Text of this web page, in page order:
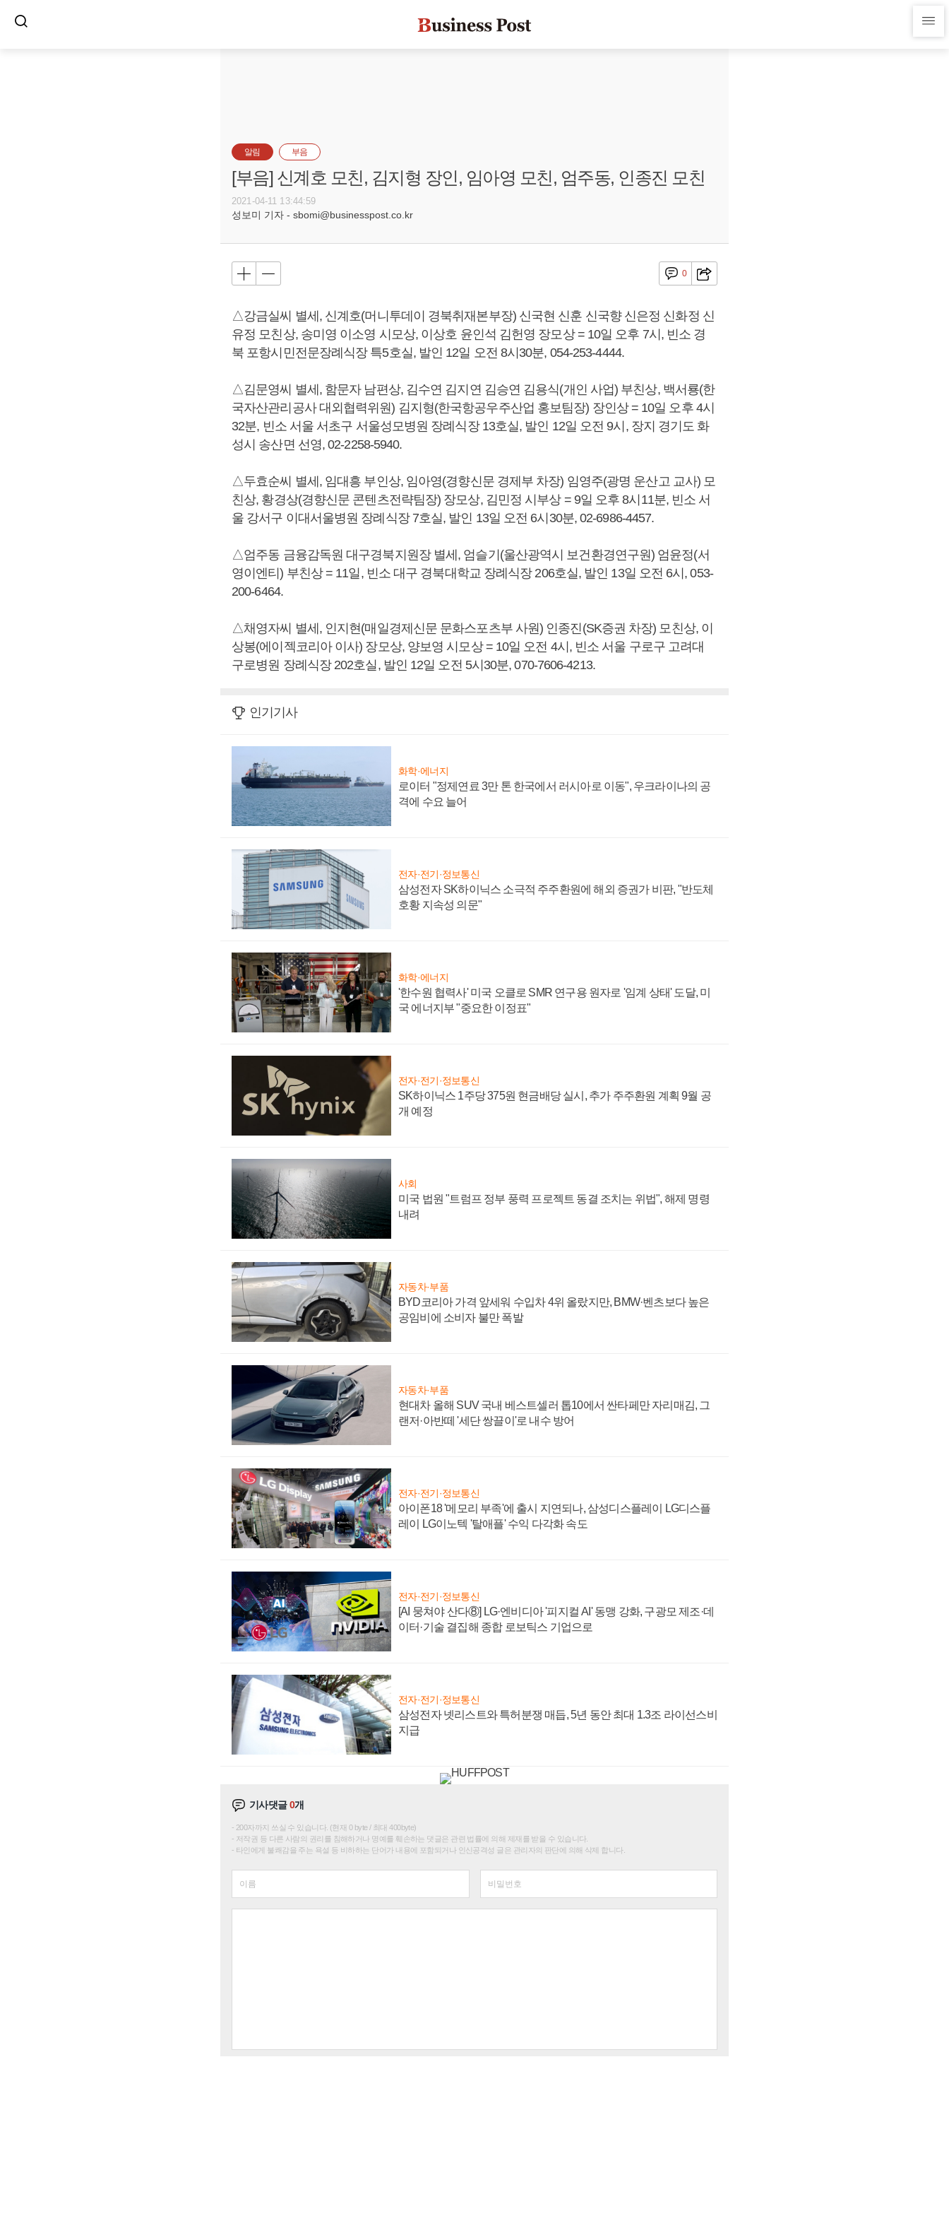
알림 부음
[부음] 신계호 모친, 김지형 장인, 임아영 모친, 엄주동, 인종진 모친
2021-04-11 13:44:59
성보미 기자 - sbomi@businesspost.co.kr
0
△강금실씨 별세, 신계호(머니투데이 경북취재본부장) 신국현 신훈 신국향 신은정 신화정 신
유정 모친상, 송미영 이소영 시모상, 이상호 윤인석 김헌영 장모상 = 10일 오후 7시, 빈소 경
북 포항시민전문장례식장 특5호실, 발인 12일 오전 8시30분, 054-253-4444.
△김문영씨 별세, 함문자 남편상, 김수연 김지연 김승연 김용식(개인 사업) 부친상, 백서룡(한
국자산관리공사 대외협력위원) 김지형(한국항공우주산업 홍보팀장) 장인상 = 10일 오후 4시
32분, 빈소 서울 서초구 서울성모병원 장례식장 13호실, 발인 12일 오전 9시, 장지 경기도 화
성시 송산면 선영, 02-2258-5940.
△두효순씨 별세, 임대흥 부인상, 임아영(경향신문 경제부 차장) 임영주(광명 운산고 교사) 모
친상, 황경상(경향신문 콘텐츠전략팀장) 장모상, 김민정 시부상 = 9일 오후 8시11분, 빈소 서
울 강서구 이대서울병원 장례식장 7호실, 발인 13일 오전 6시30분, 02-6986-4457.
△엄주동 금융감독원 대구경북지원장 별세, 엄슬기(울산광역시 보건환경연구원) 엄윤정(서
영이엔티) 부친상 = 11일, 빈소 대구 경북대학교 장례식장 206호실, 발인 13일 오전 6시, 053-
200-6464.
△채영자씨 별세, 인지현(매일경제신문 문화스포츠부 사원) 인종진(SK증권 차장) 모친상, 이
상봉(에이젝코리아 이사) 장모상, 양보영 시모상 = 10일 오전 4시, 빈소 서울 구로구 고려대
구로병원 장례식장 202호실, 발인 12일 오전 5시30분, 070-7606-4213.
인기기사
화학·에너지
로이터 "정제연료 3만 톤 한국에서 러시아로 이동", 우크라이나의 공
격에 수요 늘어
전자·전기·정보통신
삼성전자 SK하이닉스 소극적 주주환원에 해외 증권가 비판, "반도체
호황 지속성 의문"
화학·에너지
'한수원 협력사' 미국 오클로 SMR 연구용 원자로 '임계 상태' 도달, 미
국 에너지부 "중요한 이정표"
전자·전기·정보통신
SK하이닉스 1주당 375원 현금배당 실시, 추가 주주환원 계획 9월 공
개 예정
사회
미국 법원 "트럼프 정부 풍력 프로젝트 동결 조치는 위법", 해제 명령
내려
자동차·부품
BYD코리아 가격 앞세워 수입차 4위 올랐지만, BMW·벤츠보다 높은
공임비에 소비자 불만 폭발
자동차·부품
현대차 올해 SUV 국내 베스트셀러 톱10에서 싼타페만 자리매김, 그
랜저·아반떼 '세단 쌍끌이'로 내수 방어
전자·전기·정보통신
아이폰18 '메모리 부족'에 출시 지연되나, 삼성디스플레이 LG디스플
레이 LG이노텍 '탈애플' 수익 다각화 속도
전자·전기·정보통신
[AI 뭉쳐야 산다⑧] LG·엔비디아 '피지컬 AI' 동맹 강화, 구광모 제조·데
이터·기술 결집해 종합 로보틱스 기업으로
전자·전기·정보통신
삼성전자 넷리스트와 특허분쟁 매듭, 5년 동안 최대 1.3조 라이선스비
지급
기사댓글0개
200자까지 쓰실 수 있습니다. (현재 0 byte / 최대 400byte)
저작권 등 다른 사람의 권리를 침해하거나 명예를 훼손하는 댓글은 관련 법률에 의해 제재를 받을 수 있습니다.
타인에게 불쾌감을 주는 욕설 등 비하하는 단어가 내용에 포함되거나 인신공격성 글은 관리자의 판단에 의해 삭제 합니다.